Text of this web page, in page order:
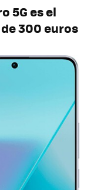
5G es el
300 euros